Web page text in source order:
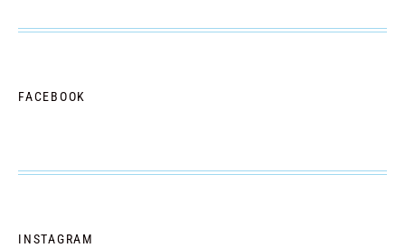
FACEBOOK
INSTAGRAM